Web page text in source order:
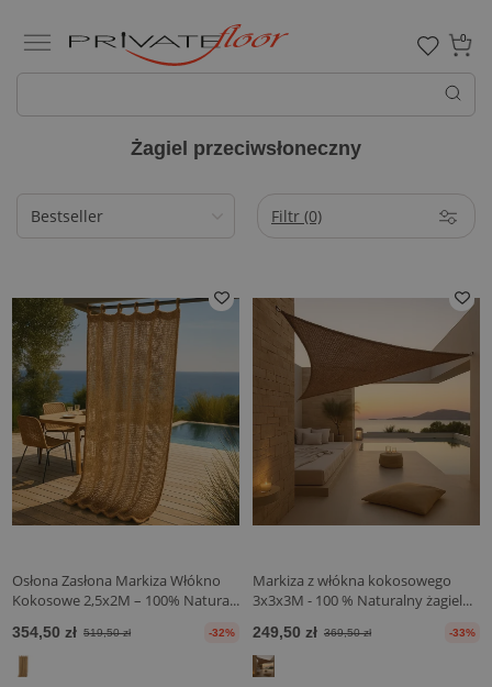
0
Żagiel przeciwsłoneczny
Filtr (0)
Osłona Zasłona Markiza Włókno
Kokosowe 2,5x2M – 100% Natura...
354,50 zł 519,50 zł -32%
Markiza z włókna kokosowego
3x3x3M - 100 % Naturalny żagiel...
249,50 zł 369,50 zł -33%